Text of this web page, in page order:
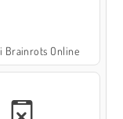
Brainrots Online